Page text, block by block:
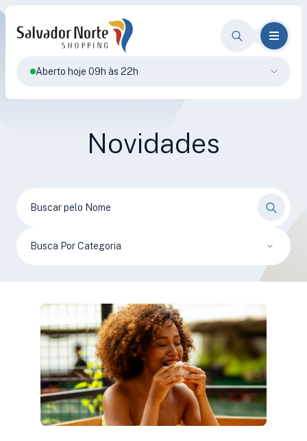
Aberto hoje 09h às 22h
Novidades
Busca Por Categoria